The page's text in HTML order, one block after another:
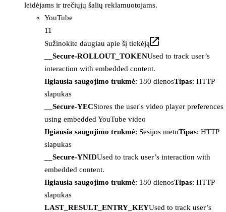
leidėjams ir trečiųjų šalių reklamuotojams.
YouTube
11
Sužinokite daugiau apie šį tiekėją
__Secure-ROLLOUT_TOKENUsed to track user’s
interaction with embedded content.
Ilgiausia saugojimo trukmė: 180 dienosTipas: HTTP
slapukas
__Secure-YECStores the user's video player preferences
using embedded YouTube video
Ilgiausia saugojimo trukmė: Sesijos metuTipas: HTTP
slapukas
__Secure-YNIDUsed to track user’s interaction with
embedded content.
Ilgiausia saugojimo trukmė: 180 dienosTipas: HTTP
slapukas
LAST_RESULT_ENTRY_KEYUsed to track user’s